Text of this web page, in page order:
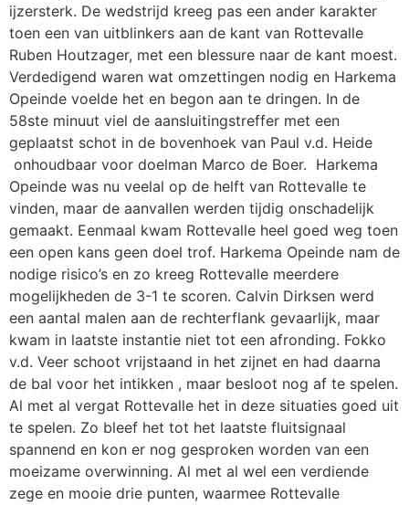
ijzersterk. De wedstrijd kreeg pas een ander karakter
toen een van uitblinkers aan de kant van Rottevalle
Ruben Houtzager, met een blessure naar de kant moest.
Verdedigend waren wat omzettingen nodig en Harkema
Opeinde voelde het en begon aan te dringen. In de
58ste minuut viel de aansluitingstreffer met een
geplaatst schot in de bovenhoek van Paul v.d. Heide
onhoudbaar voor doelman Marco de Boer. Harkema
Opeinde was nu veelal op de helft van Rottevalle te
vinden, maar de aanvallen werden tijdig onschadelijk
gemaakt. Eenmaal kwam Rottevalle heel goed weg toen
een open kans geen doel trof. Harkema Opeinde nam de
nodige risico’s en zo kreeg Rottevalle meerdere
mogelijkheden de 3-1 te scoren. Calvin Dirksen werd
een aantal malen aan de rechterflank gevaarlijk, maar
kwam in laatste instantie niet tot een afronding. Fokko
v.d. Veer schoot vrijstaand in het zijnet en had daarna
de bal voor het intikken , maar besloot nog af te spelen.
Al met al vergat Rottevalle het in deze situaties goed uit
te spelen. Zo bleef het tot het laatste fluitsignaal
spannend en kon er nog gesproken worden van een
moeizame overwinning. Al met al wel een verdiende
zege en mooie drie punten, waarmee Rottevalle